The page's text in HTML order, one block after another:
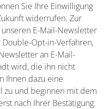
Sie Ihre Einwilligung
widerrufen. Zur
E-Mail-Newsletter
Opt-in-Verfahren,
an E-Mail-
wird, die ihn nicht
Ihnen dazu eine
zu und beginnen mit dem
nach Ihrer Bestätigung.